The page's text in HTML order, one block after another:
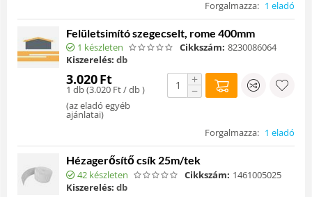
Forgalmazza: 1 eladó
Felületsimító szegecselt, rome 400mm
1 készleten Cikkszám: 8230086064
Kiszerelés: db
3.020Ft
1 db (3.020 Ft/ db )
(az eladó egyéb
ajánlatai)
+
−
Forgalmazza: 1 eladó
Hézagerősítő csík 25m/tek
42 készleten Cikkszám: 1461005025
Kiszerelés: db